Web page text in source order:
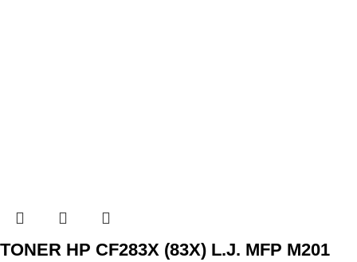
TONER HP CF283X (83X) L.J. MFP M201